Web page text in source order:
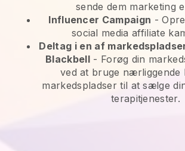
sende dem marketing
Influencer Campaign -
social media affiliate
Deltag i en af
Blackbell- Forøg din
ved at bruge nærliggende
markedspladser til at sælge
terapitjenester.